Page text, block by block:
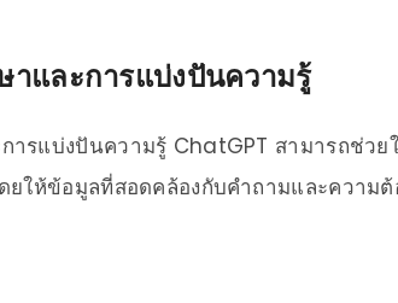
าและการแบ่งปันความรู้
ารแบ่งปันความรู้ ChatGPT สามารถช่วย
ยให้ข้อมูลที่สอดคล้องกับคำถามและความต้